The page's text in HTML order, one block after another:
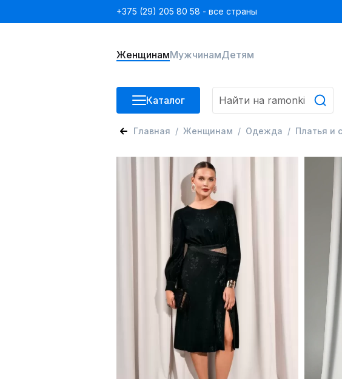
+375 (29) 205 80 58 - все страны
ЖенщинамМужчинамДетям
Каталог
Главная Женщинам Одежда Платья и